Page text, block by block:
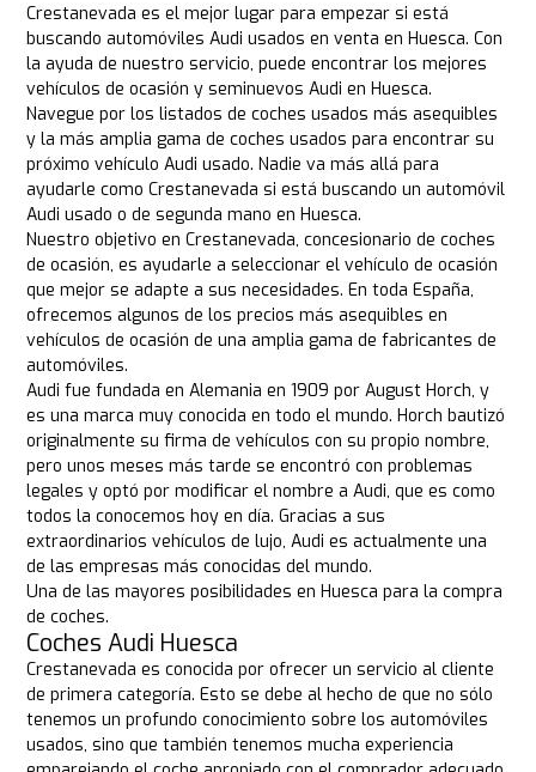
Crestanevada es el mejor lugar para empezar si está
buscando automóviles Audi usados en venta en Huesca. Con
la ayuda de nuestro servicio, puede encontrar los mejores
vehículos de ocasión y seminuevos Audi en Huesca.
Navegue por los listados de coches usados más asequibles
y la más amplia gama de coches usados para encontrar su
próximo vehículo Audi usado. Nadie va más allá para
ayudarle como Crestanevada si está buscando un automóvil
Audi usado o de segunda mano en Huesca.
Nuestro objetivo en Crestanevada, concesionario de coches
de ocasión, es ayudarle a seleccionar el vehículo de ocasión
que mejor se adapte a sus necesidades. En toda España,
ofrecemos algunos de los precios más asequibles en
vehículos de ocasión de una amplia gama de fabricantes de
automóviles.
Audi fue fundada en Alemania en 1909 por August Horch, y
es una marca muy conocida en todo el mundo. Horch bautizó
originalmente su firma de vehículos con su propio nombre,
pero unos meses más tarde se encontró con problemas
legales y optó por modificar el nombre a Audi, que es como
todos la conocemos hoy en día. Gracias a sus
extraordinarios vehículos de lujo, Audi es actualmente una
de las empresas más conocidas del mundo.
Una de las mayores posibilidades en Huesca para la compra
de coches.
Coches Audi Huesca
Crestanevada es conocida por ofrecer un servicio al cliente
de primera categoría. Esto se debe al hecho de que no sólo
tenemos un profundo conocimiento sobre los automóviles
usados, sino que también tenemos mucha experiencia